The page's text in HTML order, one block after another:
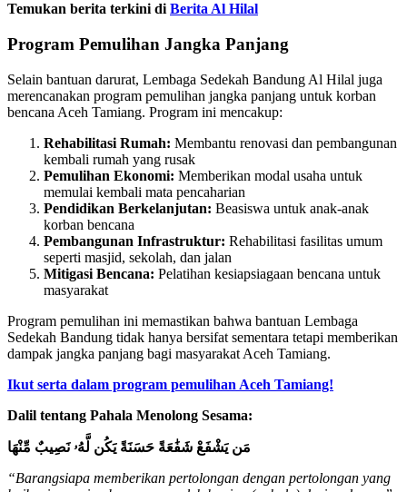
Temukan berita terkini di Berita Al Hilal
Program Pemulihan Jangka Panjang
Selain bantuan darurat, Lembaga Sedekah Bandung Al Hilal juga
merencanakan program pemulihan jangka panjang untuk korban
bencana Aceh Tamiang. Program ini mencakup:
Rehabilitasi Rumah: Membantu renovasi dan pembangunan
kembali rumah yang rusak
Pemulihan Ekonomi: Memberikan modal usaha untuk
memulai kembali mata pencaharian
Pendidikan Berkelanjutan: Beasiswa untuk anak-anak
korban bencana
Pembangunan Infrastruktur: Rehabilitasi fasilitas umum
seperti masjid, sekolah, dan jalan
Mitigasi Bencana: Pelatihan kesiapsiagaan bencana untuk
masyarakat
Program pemulihan ini memastikan bahwa bantuan Lembaga
Sedekah Bandung tidak hanya bersifat sementara tetapi memberikan
dampak jangka panjang bagi masyarakat Aceh Tamiang.
Ikut serta dalam program pemulihan Aceh Tamiang!
Dalil tentang Pahala Menolong Sesama:
مَن يَشْفَعْ شَفَٰعَةً حَسَنَةً يَكُن لَّهُۥ نَصِيبٌ مِّنْهَا
“Barangsiapa memberikan pertolongan dengan pertolongan yang